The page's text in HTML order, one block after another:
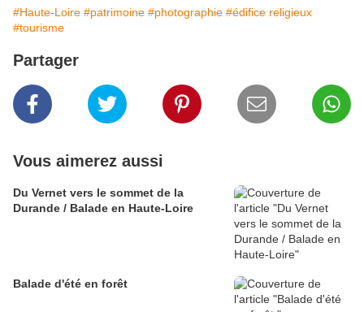
#Haute-Loire #patrimoine #photographie #édifice religieux
#tourisme
Partager
Vous aimerez aussi
Du Vernet vers le sommet de la
Durande / Balade en Haute-Loire
Balade d'été en forêt